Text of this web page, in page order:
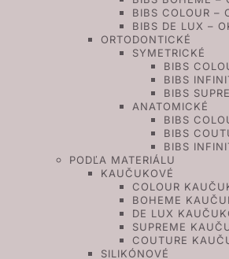
BIBS COLOUR –
BIBS DE LUX –
ORTODONTICKÉ
SYMETRICKÉ
BIBS
BIBS
BIBS
ANATOMICKÉ
BIBS
BIBS
BIBS
PODĽA MATERIÁLU
KAUČUKOVÉ
COLOUR
BOHEME
DE LUX
SUPREME
COUTURE
SILIKÓNOVÉ